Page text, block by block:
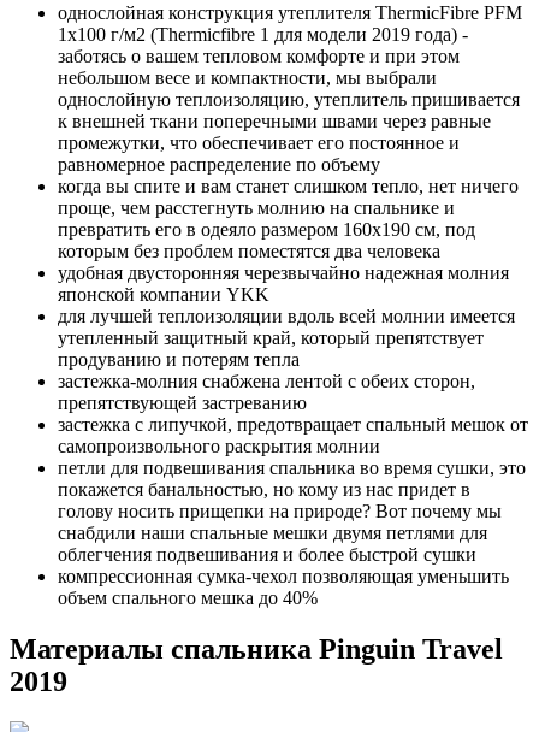
однослойная конструкция утеплителя ThermicFibre PFM
1x100 г/м2 (Thermicfibre 1 для модели 2019 года) -
заботясь о вашем тепловом комфорте и при этом
небольшом весе и компактности, мы выбрали
однослойную теплоизоляцию, утеплитель пришивается
к внешней ткани поперечными швами через равные
промежутки, что обеспечивает его постоянное и
равномерное распределение по объему
когда вы спите и вам станет слишком тепло, нет ничего
проще, чем расстегнуть молнию на спальнике и
превратить его в одеяло размером 160x190 см, под
которым без проблем поместятся два человека
удобная двусторонняя черезвычайно надежная молния
японской компании YKK
для лучшей теплоизоляции вдоль всей молнии имеется
утепленный защитный край, который препятствует
продуванию и потерям тепла
застежка-молния снабжена лентой с обеих сторон,
препятствующей застреванию
застежка с липучкой, предотвращает спальный мешок от
самопроизвольного раскрытия молнии
петли для подвешивания спальника во время сушки, это
покажется банальностью, но кому из нас придет в
голову носить прищепки на природе? Вот почему мы
снабдили наши спальные мешки двумя петлями для
облегчения подвешивания и более быстрой сушки
компрессионная сумка-чехол позволяющая уменьшить
объем спального мешка до 40%
Материалы спальника Pinguin Travel
2019